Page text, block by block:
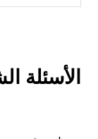
الأسئلة